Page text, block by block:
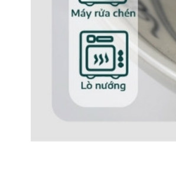
Ngoài ra, chất lượng của
nguyên liệu làm nên sản
trình xử lý nghiêm ngặt.
người tiêu dùng.
Bộ sản phẩm có khung